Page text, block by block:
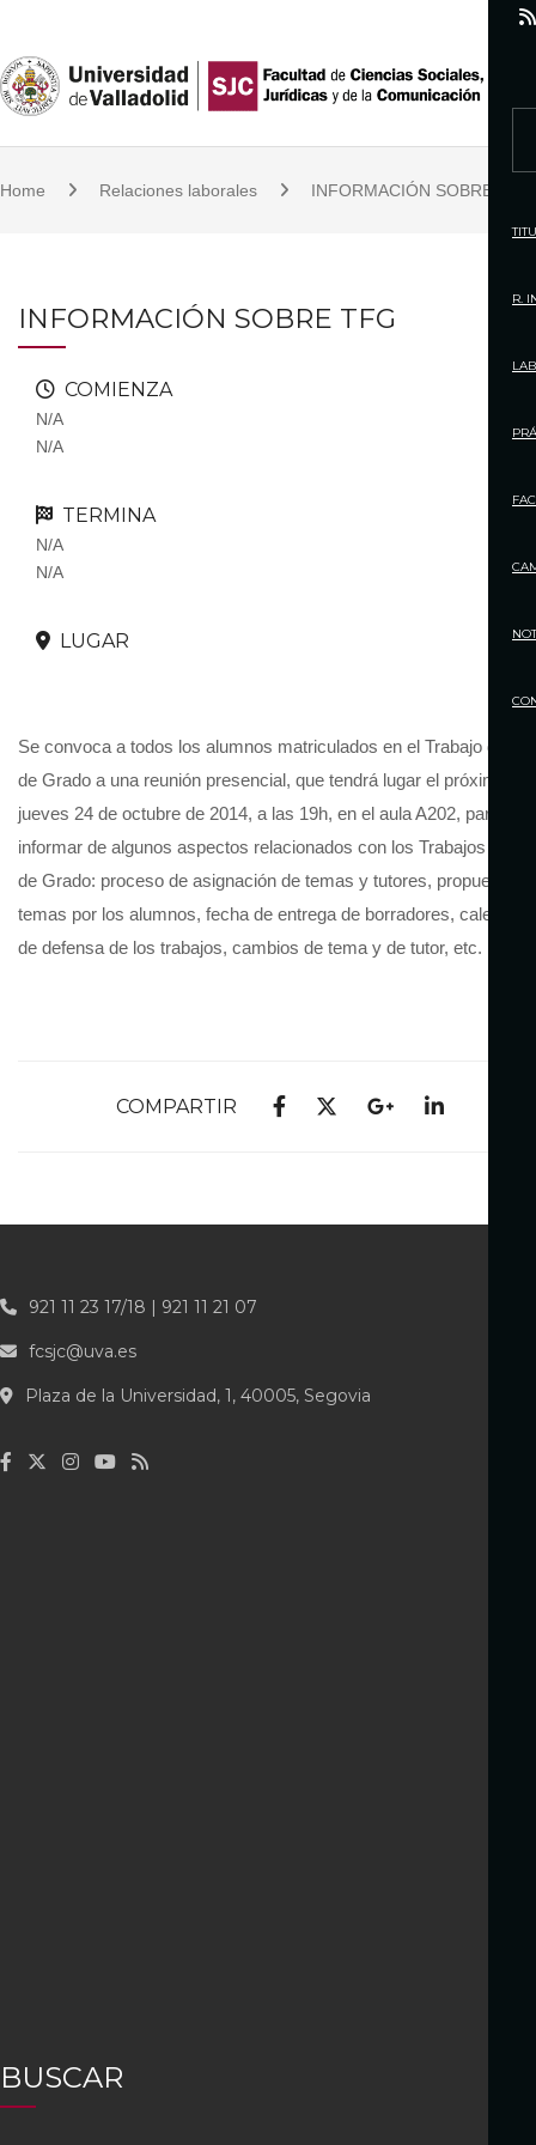
i
t
o
Home Relaciones laborales INFORMACIÓN SOBRE TFG
INFORMACIÓN SOBRE TFG
COMIENZA
N/A
N/A
TERMINA
N/A
N/A
LUGAR
Se convoca a todos los alumnos matriculados en el Trabajo de Fin
de Grado a una reunión presencial, que tendrá lugar el próximo
jueves 24 de octubre de 2014, a las 19h, en el aula A202, para
informar de algunos aspectos relacionados con los Trabajos de
de Grado: proceso de asignación de temas y tutores, propuestas
temas por los alumnos, fecha de entrega de borradores,
de defensa de los trabajos, cambios de tema y de tutor, etc.
COMPARTIR
921 11 23 17/18 | 921 11 21 07
fcsjc@uva.es
Plaza de la Universidad, 1, 40005, Segovia
BUSCAR
r
h
o
:
R.